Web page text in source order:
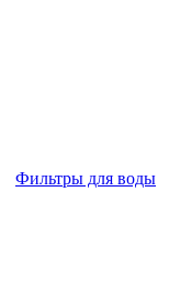
Фильтры для воды